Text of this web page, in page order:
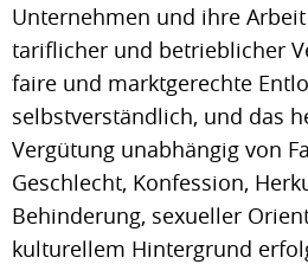
Unternehmen und ihre
tariflicher und betrieblicher
faire und marktgerechte
selbstverständlich, und das
Vergütung unabhängig von
Geschlecht, Konfession,
Behinderung, sexueller
kulturellem Hintergrund